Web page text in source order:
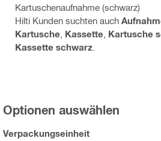
Kartuschenaufnahme (schwarz)
Hilti Kunden suchten auch
Kartusche Kassette Kartusche
Kassette schwarz
Optionen auswählen
Verpackungseinheit